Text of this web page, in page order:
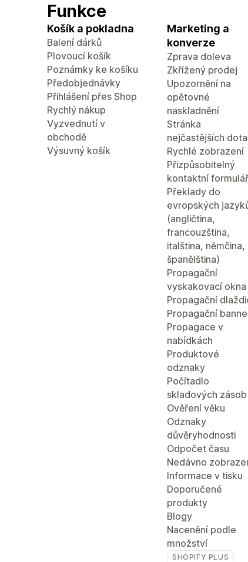
Funkce
Košík a pokladna
Balení dárků
Plovoucí košík
Poznámky ke košíku
Předobjednávky
Přihlášení přes Shop
Rychlý nákup
Vyzvednutí v
obchodě
Výsuvný košík
Marketing a
konverze
Zprava doleva
Zkřížený prodej
Upozornění na
opětovné
naskladnění
Stránka
nejčastějších
Rychlé zobrazení
Přizpůsobitelný
kontaktní formulář
Překlady do
evropských
(angličtina,
francouzština,
italština, němčina,
španělština)
Propagační
vyskakovací okna
Propagační
Propagační
Propagace v
nabídkách
Produktové
odznaky
Počítadlo
skladových zásob
Ověření věku
Odznaky
důvěryhodnosti
Odpočet času
Nedávno
Informace v tisku
Doporučené
produkty
Blogy
Nacenění podle
množství
SHOPIFY PLUS